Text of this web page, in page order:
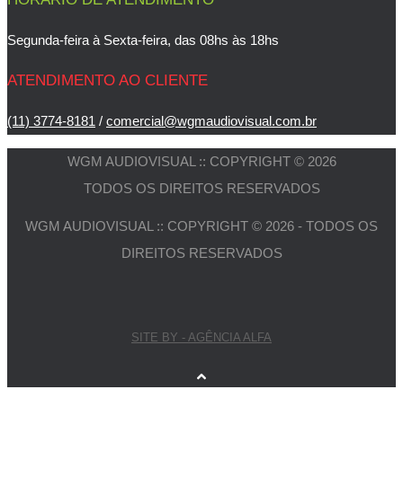
Segunda-feira à Sexta-feira, das 08hs às 18hs
ATENDIMENTO AO CLIENTE
(11) 3774-8181 / comercial@wgmaudiovisual.com.br
WGM AUDIOVISUAL :: COPYRIGHT © 2026
TODOS OS DIREITOS RESERVADOS
WGM AUDIOVISUAL :: COPYRIGHT © 2026 - TODOS OS
DIREITOS RESERVADOS
SITE BY - AGÊNCIA ALFA